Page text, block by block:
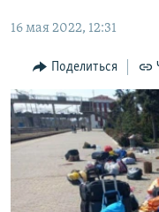
Вернутся
поискуИНФОГРАФИКА
ТЕЛЕПРОЕКТ
СОВЕТЫ
ПРОПАВШИЕ БЕЗ ВЕСТИ
ПОБЕДИТЕЛЕЙ НЕ
РАДІО СВОБОДА
КАК ОБОЙТИ
Українською
Qırımtatar
ПРИСОЕДИНЯЙТЕСЬ!
16 мая 2022, 12:31
Поделиться